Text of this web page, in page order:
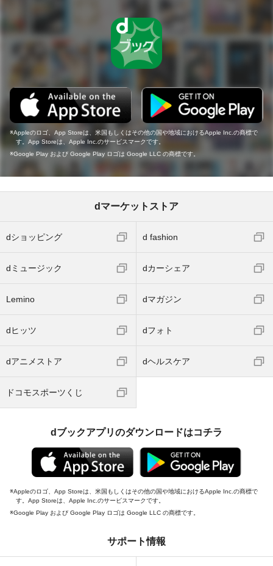
Appleのロゴ、App Storeは、米国もしくはその他の国や地域におけるApple Inc.の商標で
す。App Storeは、Apple Inc.のサービスマークです。
Google Play および Google Play ロゴは Google LLC の商標です。
dマーケットストア
dショッピング d fashion
dミュージック dカーシェア
Lemino dマガジン
dヒッツ dフォト
dアニメストア dヘルスケア
ドコモスポーツくじ
dブックアプリのダウンロードはコチラ
Appleのロゴ、App Storeは、米国もしくはその他の国や地域におけるApple Inc.の商標で
す。App Storeは、Apple Inc.のサービスマークです。
Google Play および Google Play ロゴは Google LLC の商標です。
サポート情報